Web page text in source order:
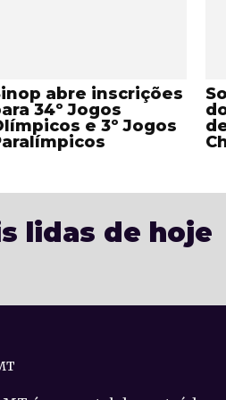
abre inscrições
34º Jogos
e 3º Jogos
lidas de hoje